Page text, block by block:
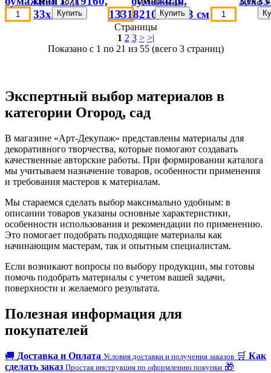
33х33 см
13318210, 33х33 см
Страницы
1 2 3 > >|
Показано с 1 по 21 из 55 (всего 3 страниц)
Экспертный выбор материалов в
категории Огород, сад
В магазине «Арт-Декупаж» представлены материалы для
декоративного творчества, которые помогают создавать
качественные авторские работы. При формировании каталога
мы учитываем назначение товаров, особенности применения
и требования мастеров к материалам.
Мы стараемся сделать выбор максимально удобным: в
описании товаров указаны основные характеристики,
особенности использования и рекомендации по применению.
Это помогает подобрать подходящие материалы как
начинающим мастерам, так и опытным специалистам.
Если возникают вопросы по выбору продукции, мы готовы
помочь подобрать материалы с учетом вашей задачи,
поверхности и желаемого результата.
Полезная информация для
покупателей
🚚 Доставка и Оплата Условия доставки и получения заказов 🛒 Как
сделать заказ Простая инструкция по оформлению покупки 🎁